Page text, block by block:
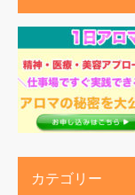
カテゴリー